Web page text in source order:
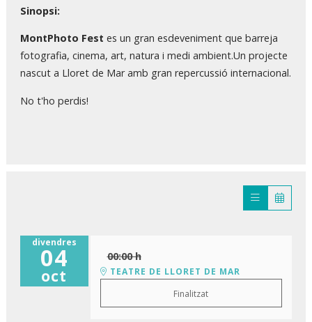
Sinopsi:
MontPhoto Fest es un gran esdeveniment que barreja
fotografia, cinema, art, natura i medi ambient.Un projecte
nascut a Lloret de Mar amb gran repercussió internacional.
No t'ho perdis!
divendres
04
oct
00:00 h
TEATRE DE LLORET DE MAR
Finalitzat